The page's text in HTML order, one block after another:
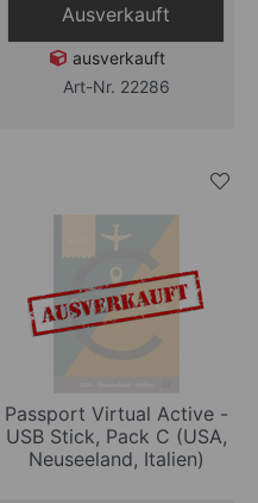
Ausverkauft
ausverkauft
Art-Nr. 22286
Passport Virtual Active -
USB Stick, Pack C (USA,
Neuseeland, Italien)